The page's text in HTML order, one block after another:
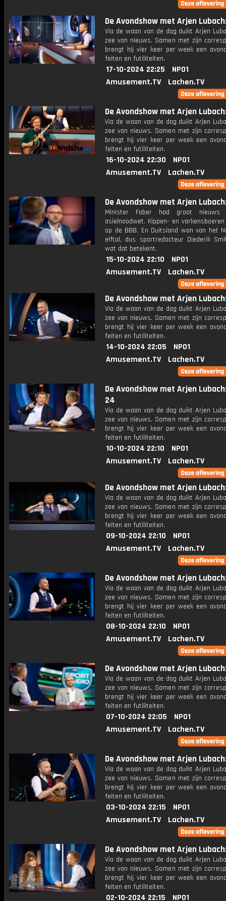
De Avondshow met Arjen
Via de waan van de dag duikt Arjen
zee van nieuws. Samen met zijn
brengt hij vier keer per week een
feiten en futiliteiten.
17-10-2024 22:25
NPO1
Amusement.TV
Lachen.TV
De Avondshow met Arjen
Via de waan van de dag duikt Arjen
zee van nieuws. Samen met zijn
brengt hij vier keer per week een
feiten en futiliteiten.
16-10-2024 22:30
NPO1
Amusement.TV
Lachen.TV
De Avondshow met Arjen
Minister Faber had groot nieuws
asielnoodwet. Kippen- en
op de BBB. En Duitsland won van het
elftal, dus sportredacteur Diederik
wat dat betekent.
15-10-2024 22:10
NPO1
Amusement.TV
Lachen.TV
De Avondshow met Arjen
Via de waan van de dag duikt Arjen
zee van nieuws. Samen met zijn
brengt hij vier keer per week een
feiten en futiliteiten.
14-10-2024 22:05
NPO1
Amusement.TV
Lachen.TV
De Avondshow met Arjen
24
Via de waan van de dag duikt Arjen
zee van nieuws. Samen met zijn
brengt hij vier keer per week een
feiten en futiliteiten.
10-10-2024 22:10
NPO1
Amusement.TV
Lachen.TV
De Avondshow met Arjen
Via de waan van de dag duikt Arjen
zee van nieuws. Samen met zijn
brengt hij vier keer per week een
feiten en futiliteiten.
09-10-2024 22:10
NPO1
Amusement.TV
Lachen.TV
De Avondshow met Arjen
Via de waan van de dag duikt Arjen
zee van nieuws. Samen met zijn
brengt hij vier keer per week een
feiten en futiliteiten.
08-10-2024 22:10
NPO1
Amusement.TV
Lachen.TV
De Avondshow met Arjen
Via de waan van de dag duikt Arjen
zee van nieuws. Samen met zijn
brengt hij vier keer per week een
feiten en futiliteiten.
07-10-2024 22:05
NPO1
Amusement.TV
Lachen.TV
De Avondshow met Arjen
Via de waan van de dag duikt Arjen
zee van nieuws. Samen met zijn
brengt hij vier keer per week een
feiten en futiliteiten.
03-10-2024 22:15
NPO1
Amusement.TV
Lachen.TV
De Avondshow met Arjen
Via de waan van de dag duikt Arjen
zee van nieuws. Samen met zijn
brengt hij vier keer per week een
feiten en futiliteiten.
02-10-2024 22:15 NPO1